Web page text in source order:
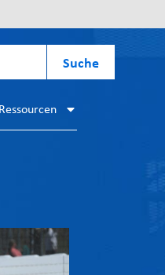
Suche
Ressourcen